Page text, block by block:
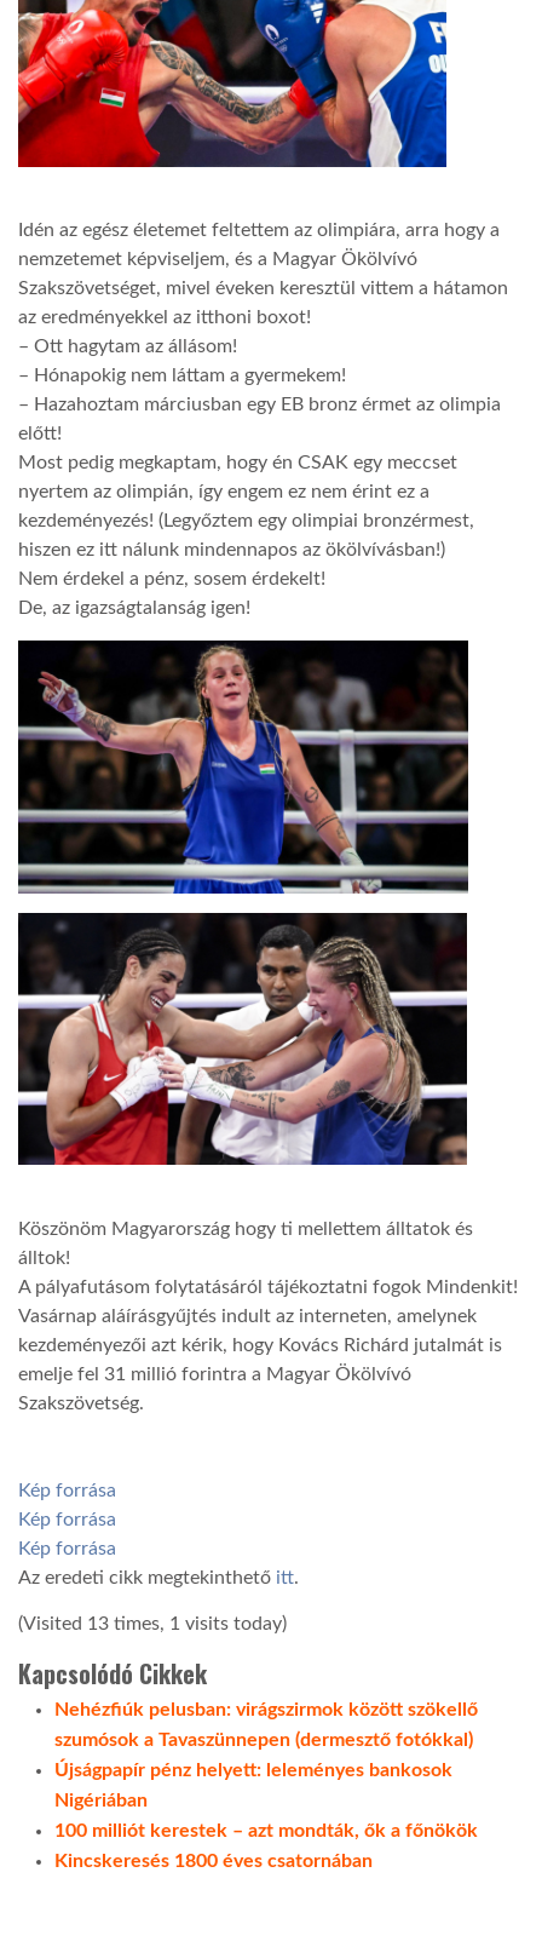
Idén az egész életemet feltettem az olimpiára, arra hogy a
nemzetemet képviseljem, és a Magyar Ökölvívó
Szakszövetséget, mivel éveken keresztül vittem a hátamon
az eredményekkel az itthoni boxot!
– Ott hagytam az állásom!
– Hónapokig nem láttam a gyermekem!
– Hazahoztam márciusban egy EB bronz érmet az olimpia
előtt!
Most pedig megkaptam, hogy én CSAK egy meccset
nyertem az olimpián, így engem ez nem érint ez a
kezdeményezés! (Legyőztem egy olimpiai bronzérmest,
hiszen ez itt nálunk mindennapos az ökölvívásban!)
Nem érdekel a pénz, sosem érdekelt!
De, az igazságtalanság igen!
Köszönöm Magyarország hogy ti mellettem álltatok és
álltok!
A pályafutásom folytatásáról tájékoztatni fogok Mindenkit!
Vasárnap aláírásgyűjtés indult az interneten, amelynek
kezdeményezői azt kérik, hogy Kovács Richárd jutalmát is
emelje fel 31 millió forintra a Magyar Ökölvívó
Szakszövetség.
Kép forrása
Kép forrása
Kép forrása
Az eredeti cikk megtekinthető itt.
(Visited 13 times, 1 visits today)
Kapcsolódó Cikkek
Nehézfiúk pelusban: virágszirmok között szökellő
szumósok a Tavaszünnepen (dermesztő fotókkal)
Újságpapír pénz helyett: leleményes bankosok
Nigériában
100 milliót kerestek – azt mondták, ők a főnökök
Kincskeresés 1800 éves csatornában